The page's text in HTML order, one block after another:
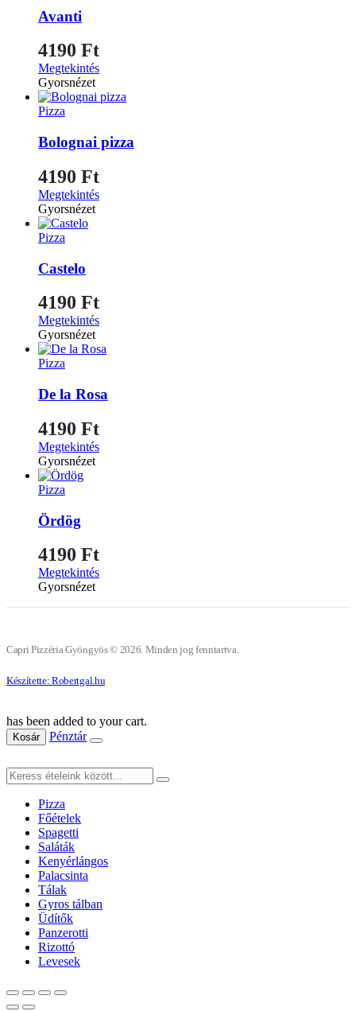
Avanti
4190 Ft
Megtekintés
Gyorsnézet
Pizza
Bolognai pizza
4190 Ft
Megtekintés
Gyorsnézet
Pizza
Castelo
4190 Ft
Megtekintés
Gyorsnézet
Pizza
De la Rosa
4190 Ft
Megtekintés
Gyorsnézet
Pizza
Ördög
4190 Ft
Megtekintés
Gyorsnézet
Capri Pizzéria Gyöngyös © 2026. Minden jog fenntartva.
Készítette: Robertgal.hu
has been added to your cart.
Kosár Pénztár
Pizza
Főételek
Spagetti
Saláták
Kenyérlángos
Palacsinta
Tálak
Gyros tálban
Üdítők
Panzerotti
Rizottó
Levesek